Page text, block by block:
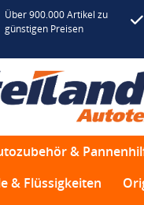
Über 900.000 Artikel zu
günstigen Preisen
&
& Flüssigkeiten